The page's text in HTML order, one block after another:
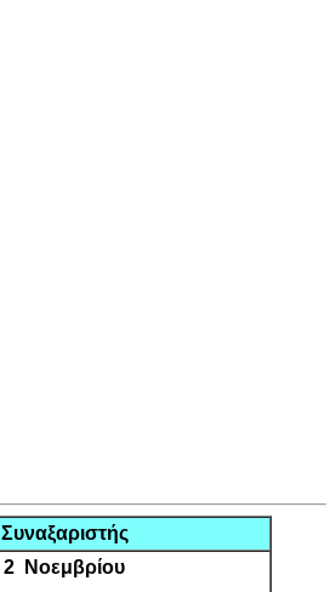
Συναξαριστής
2 Νοεμβρίου